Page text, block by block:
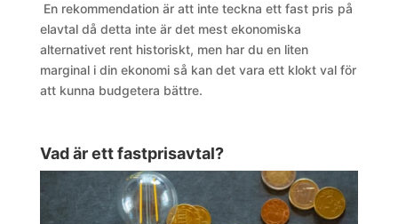
En rekommendation är att inte teckna ett fast pris på
elavtal då detta inte är det mest ekonomiska
alternativet rent historiskt, men har du en liten
marginal i din ekonomi så kan det vara ett klokt val för
att kunna budgetera bättre.
Vad är ett fastprisavtal?